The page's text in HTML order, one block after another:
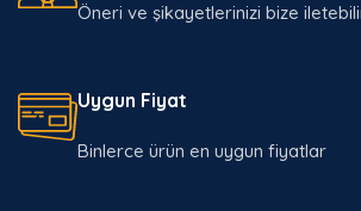
Öneri ve şikayetlerinizi bize
Uygun Fiyat
Binlerce ürün en uygun fiyatlar